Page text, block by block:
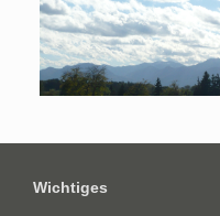
Wichtiges